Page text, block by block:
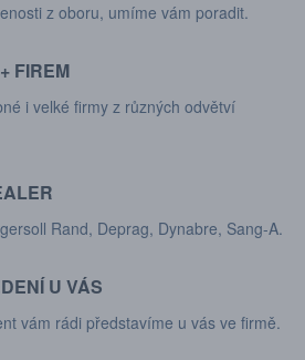
z oboru, umíme vám poradit.
FIREM
i velké firmy z různých odvětví
Rand, Deprag, Dynabre, Sang-A.
U VÁS
vám rádi představíme u vás ve firmě.